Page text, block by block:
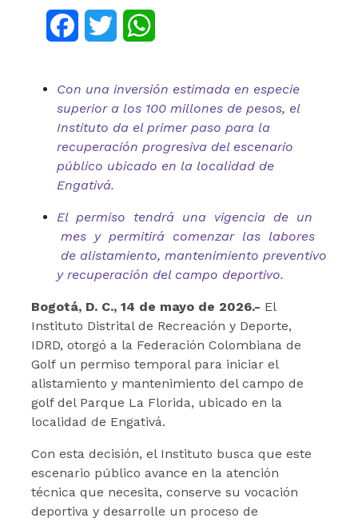
FacebookTwitter
Con una inversión estimada en especie
superior a los 100 millones de pesos, el
Instituto da el primer paso para la
recuperación progresiva del escenario
público ubicado en la localidad de
Engativá.
El permiso tendrá una vigencia de un
mes y permitirá comenzar las labores
de alistamiento, mantenimiento preventivo
y recuperación del campo deportivo.
Bogotá, D. C., 14 de mayo de 2026.- El
Instituto Distrital de Recreación y Deporte,
IDRD, otorgó a la Federación Colombiana de
Golf un permiso temporal para iniciar el
alistamiento y mantenimiento del campo de
golf del Parque La Florida, ubicado en la
localidad de Engativá.
Con esta decisión, el Instituto busca que este
escenario público avance en la atención
técnica que necesita, conserve su vocación
deportiva y desarrolle un proceso de